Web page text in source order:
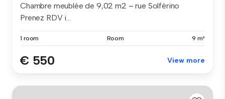
Chambre meublée de 9,02 m2 – rue Solférino
Prenez RDV i...
1 room Room 9 m²
€ 550 View more